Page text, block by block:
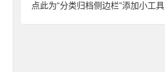
点此为“分类归档侧边栏”添加小工具